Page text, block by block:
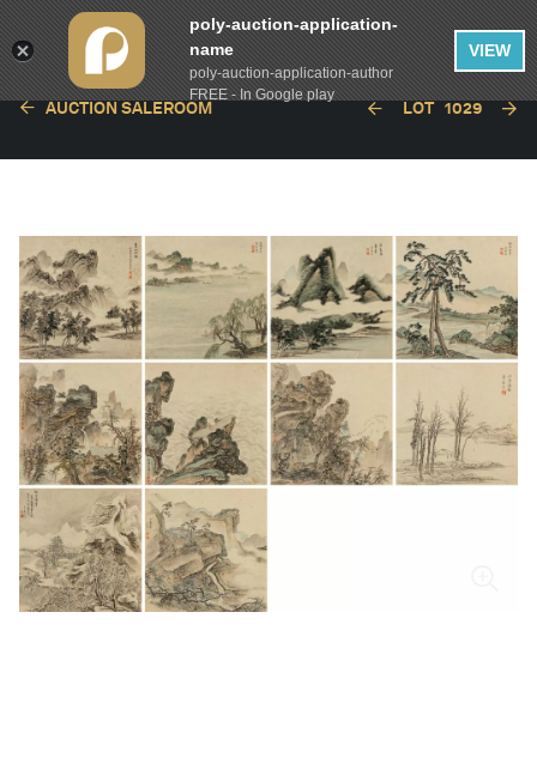
AUCTION SALEROOM LOT 1029
poly-auction-application-
name
poly-auction-application-author
FREE - In Google play
VIEW